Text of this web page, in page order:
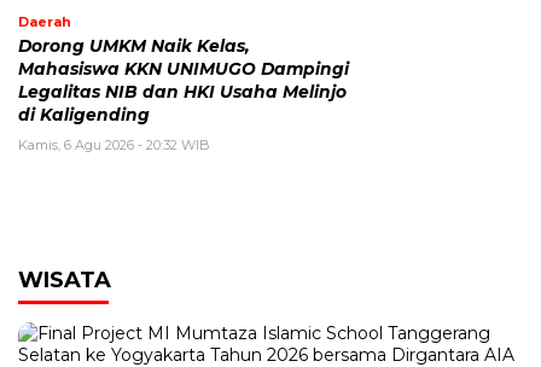
Daerah
Dorong UMKM Naik Kelas,
Mahasiswa KKN UNIMUGO Dampingi
Legalitas NIB dan HKI Usaha Melinjo
di Kaligending
Kamis, 6 Agu 2026 - 20:32 WIB
WISATA